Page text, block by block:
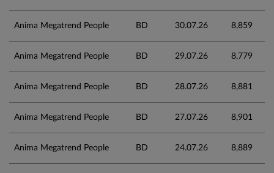
Anima Megatrend People BD 30.07.26 8,859
Anima Megatrend People BD 29.07.26 8,779
Anima Megatrend People BD 28.07.26 8,881
Anima Megatrend People BD 27.07.26 8,901
Anima Megatrend People BD 24.07.26 8,889